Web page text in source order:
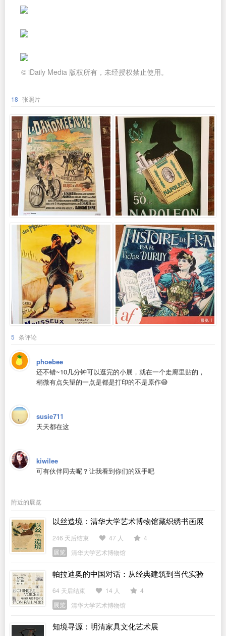
© iDaily Media 版权所有，未经授权禁止使用。
18 张照片
5 条评论
phoebee
还不错~10几分钟可以逛完的小展，就在一个走廊里贴的，
稍微有点失望的一点是都是打印的不是原作😅
susie711
天天都在这
kiwilee
可有伙伴同去呢？让我看到你们的双手吧
附近的展览
以丝造境：清华大学艺术博物馆藏织绣书画展
246 天后结束 47 人
4
展览
清华大学艺术博物馆
帕拉迪奥的中国对话：从经典建筑到当代实验
64 天后结束 14 人
4
展览
清华大学艺术博物馆
知境寻源：明清家具文化艺术展